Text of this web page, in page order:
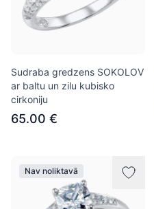
Sudraba gredzens SOKOLOV
ar baltu un zilu kubisko
cirkoniju
65.00 €
Nav noliktavā